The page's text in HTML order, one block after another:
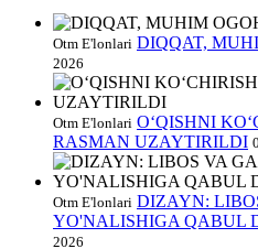
Otm E'lonlari DIQQAT,
2026
Otm E'lonlari O‘QISHNI
RASMAN UZAYTIRILDI
Otm E'lonlari DIZAYN:
YO'NALISHIGA QABUL
2026